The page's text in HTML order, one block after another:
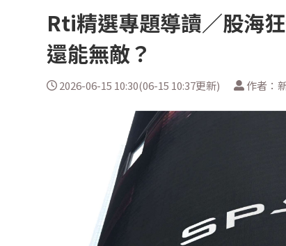
Rti精選專題導讀／股海
還能無敵？
2026-06-15 10:30(06-15 10:37更新) 作者：